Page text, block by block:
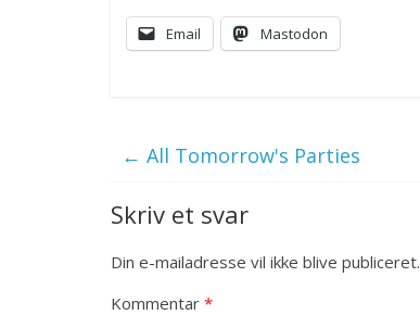
Email Mastodon
← All Tomorrow's Parties
Skriv et svar
Din e-mailadresse vil ikke blive publiceret.
Kommentar *